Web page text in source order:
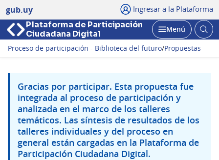
gub.uy Ingresar a la Plataforma
Plataforma de Participación
Ciudadana Digital
Abrir
Menú
Proceso de participación - Biblioteca del futuro/Propuestas
Gracias por participar. Esta propuesta fue
integrada al proceso de participación y
analizada en el marco de los talleres
temáticos. Las síntesis de resultados de los
talleres individuales y del proceso en
general están cargadas en la Plataforma de
Participación Ciudadana Digital.